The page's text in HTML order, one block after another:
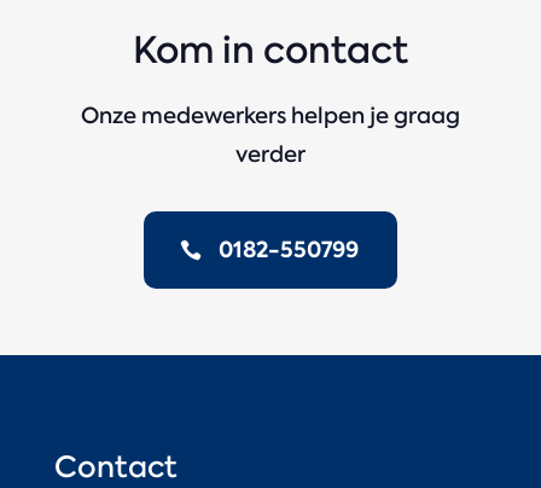
Kom in contact
Onze medewerkers helpen je graag
verder
0182-550799
Contact